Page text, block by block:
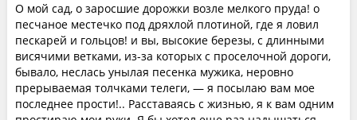
О мой сад, о заросшие дорожки возле мелкого пруда! о
песчаное местечко под дряхлой плотиной, где я ловил
пескарей и гольцов! и вы, высокие березы, с длинными
висячими ветками, из-за которых с проселочной дороги,
бывало, неслась унылая песенка мужика, неровно
прерываемая толчками телеги, — я посылаю вам мое
последнее прости!.. Расставаясь с жизнью, я к вам одним